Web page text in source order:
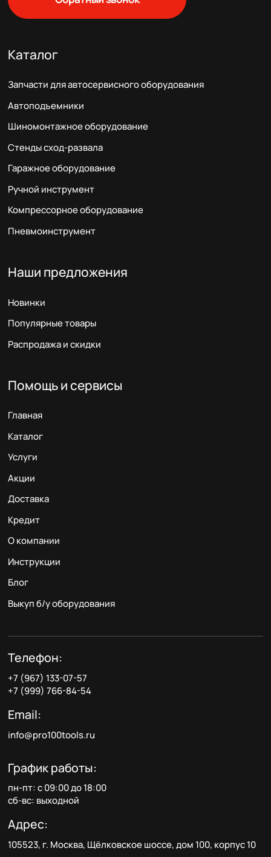
Каталог
Запчасти для автосервисного оборудования
Автоподъемники
Шиномонтажное оборудование
Стенды сход-развала
Гаражное оборудование
Ручной инструмент
Компрессорное оборудование
Пневмоинструмент
Наши предложения
Новинки
Популярные товары
Распродажа и скидки
Помощь и сервисы
Главная
Каталог
Услуги
Акции
Доставка
Кредит
О компании
Инструкции
Блог
Выкуп б/у оборудования
Телефон:
+7 (967) 133-07-57
+7 (999) 766-84-54
Email:
info@pro100tools.ru
График работы:
пн-пт: с 09:00 до 18:00
сб-вс: выходной
Адрес:
105523, г. Москва, Щёлковское шоссе, дом 100, корпус 10